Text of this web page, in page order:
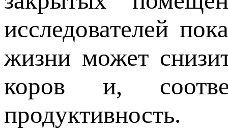
исследователей
жизни может
коров и,